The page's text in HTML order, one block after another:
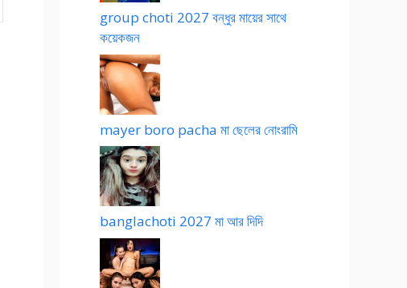
group choti 2027 বন্ধুর মায়ের সাথে
কয়েকজন
mayer boro pacha মা ছেলের নোংরামি
banglachoti 2027 মা আর দিদি